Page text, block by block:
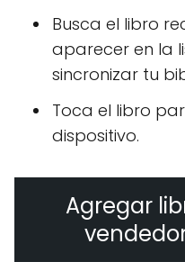
Busca el libro
aparecer en la
sincronizar tu
Toca el libro
dispositivo.
Agregar